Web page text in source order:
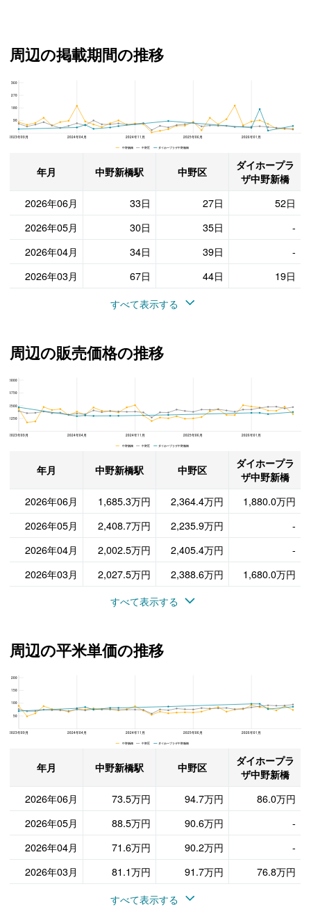
周辺の掲載期間の推移
2023年09月 2024年04月 2024年11月 2025年06月 2026年01月
360
270
180
90
中野新橋 中野区 ダイホープラザ中野新橋
年月 中野新橋駅 中野区
ダイホープラ
ザ中野新橋
2026年06月
33日 27日
52日
2026年05月
30日 35日
-
2026年04月
34日 39日
-
2026年03月
67日 44日
19日
すべて表示する
周辺の販売価格の推移
ダイホープラザ中野新橋、中野区と中野新橋駅の周辺の販売価格の推移
2023年09月 2024年04月 2024年11月 2025年06月 2026年01月
5000
3750
2500
1250
中野新橋 中野区 ダイホープラザ中野新橋
年月 中野新橋駅 中野区
ダイホープラ
ザ中野新橋
2026年06月
1,685.3万円 2,364.4万円
1,880.0万円
2026年05月
2,408.7万円 2,235.9万円
-
2026年04月
2,002.5万円 2,405.4万円
-
2026年03月
2,027.5万円 2,388.6万円
1,680.0万円
すべて表示する
周辺の平米単価の推移
2023年09月 2024年04月 2024年11月 2025年06月 2026年01月
200
150
100
50
中野新橋 中野区 ダイホープラザ中野新橋
年月 中野新橋駅 中野区
ダイホープラ
ザ中野新橋
2026年06月
73.5万円 94.7万円
86.0万円
2026年05月
88.5万円 90.6万円
-
2026年04月
71.6万円 90.2万円
-
2026年03月
81.1万円 91.7万円
76.8万円
すべて表示する